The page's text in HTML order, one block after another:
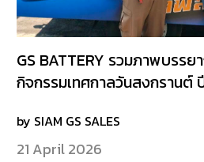
GS BATTERY รวมภาพบรรย
กิจกรรมเทศกาลวันสงกรานต์
by SIAM GS SALES
21 April 2026